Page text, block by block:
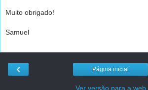
Muito obrigado!
Samuel
‹ Página inicial
Ver versão para a web